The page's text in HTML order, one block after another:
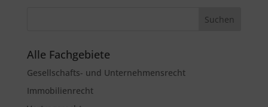
Alle Fachgebiete
Gesellschafts- und Unternehmensrecht
Immobilienrecht